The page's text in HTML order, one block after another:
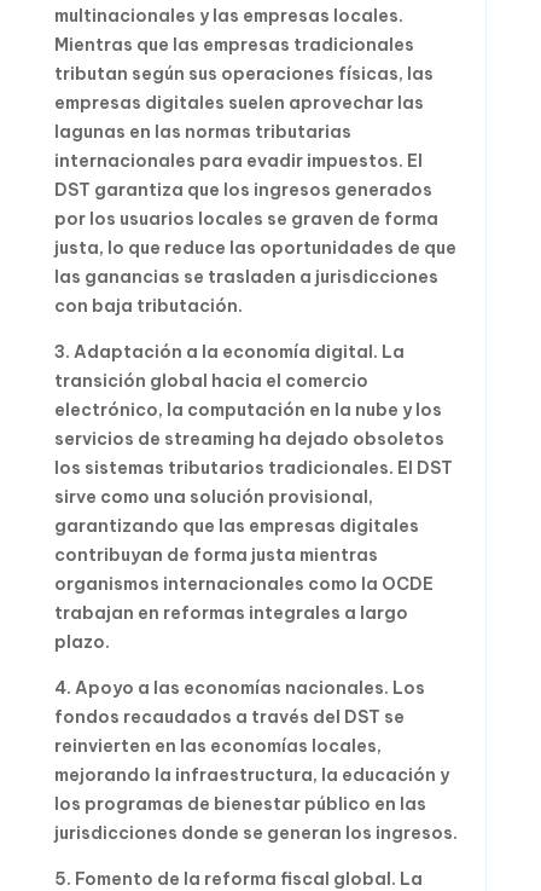
multinacionales y las empresas locales.
Mientras que las empresas tradicionales
tributan según sus operaciones físicas, las
empresas digitales suelen aprovechar las
lagunas en las normas tributarias
internacionales para evadir impuestos. El
DST garantiza que los ingresos generados
por los usuarios locales se graven de forma
justa, lo que reduce las oportunidades de que
las ganancias se trasladen a jurisdicciones
con baja tributación.
3. Adaptación a la economía digital. La
transición global hacia el comercio
electrónico, la computación en la nube y los
servicios de streaming ha dejado obsoletos
los sistemas tributarios tradicionales. El DST
sirve como una solución provisional,
garantizando que las empresas digitales
contribuyan de forma justa mientras
organismos internacionales como la OCDE
trabajan en reformas integrales a largo
plazo.
4. Apoyo a las economías nacionales. Los
fondos recaudados a través del DST se
reinvierten en las economías locales,
mejorando la infraestructura, la educación y
los programas de bienestar público en las
jurisdicciones donde se generan los ingresos.
5. Fomento de la reforma fiscal global. La